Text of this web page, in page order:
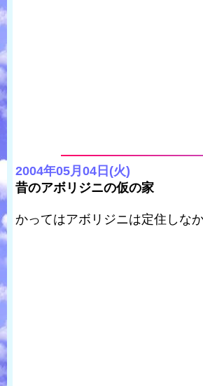
2004年05月04日(火)
昔のアボリジニの仮の家
かってはアボリジニは定住しな